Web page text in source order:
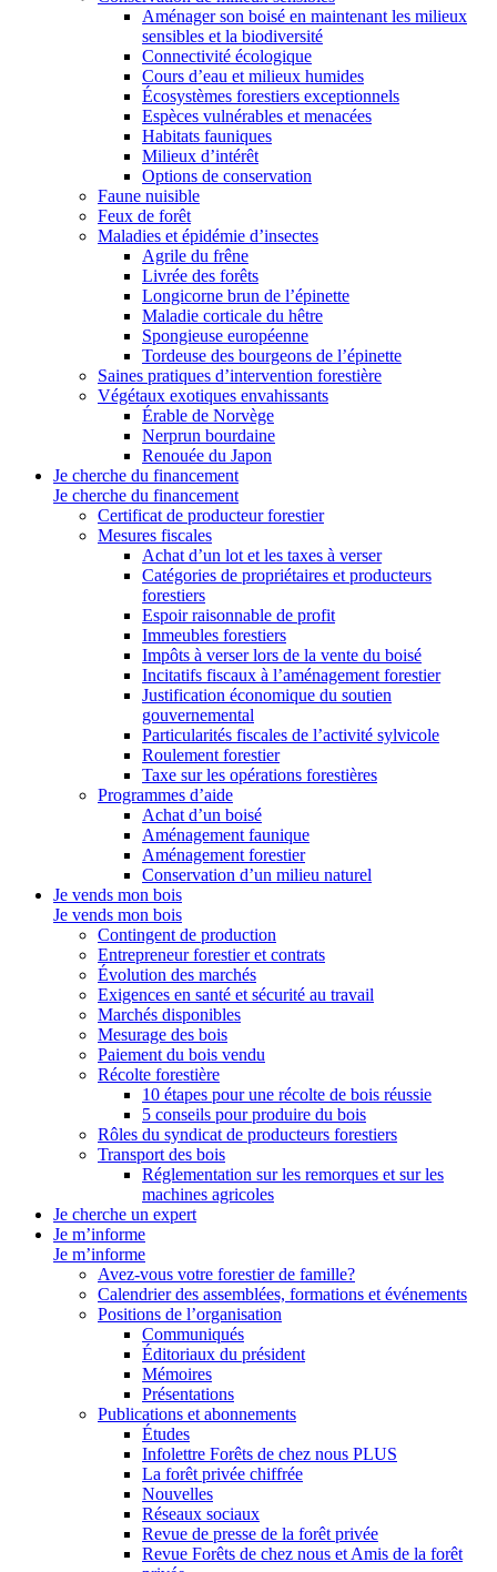
Aménager son boisé en maintenant les milieux
sensibles et la biodiversité
Connectivité écologique
Cours d’eau et milieux humides
Écosystèmes forestiers exceptionnels
Espèces vulnérables et menacées
Habitats fauniques
Milieux d’intérêt
Options de conservation
Faune nuisible
Feux de forêt
Maladies et épidémie d’insectes
Agrile du frêne
Livrée des forêts
Longicorne brun de l’épinette
Maladie corticale du hêtre
Spongieuse européenne
Tordeuse des bourgeons de l’épinette
Saines pratiques d’intervention forestière
Végétaux exotiques envahissants
Érable de Norvège
Nerprun bourdaine
Renouée du Japon
Je cherche du financement
Je cherche du financement
Certificat de producteur forestier
Mesures fiscales
Achat d’un lot et les taxes à verser
Catégories de propriétaires et producteurs
forestiers
Espoir raisonnable de profit
Immeubles forestiers
Impôts à verser lors de la vente du boisé
Incitatifs fiscaux à l’aménagement forestier
Justification économique du soutien
gouvernemental
Particularités fiscales de l’activité sylvicole
Roulement forestier
Taxe sur les opérations forestières
Programmes d’aide
Achat d’un boisé
Aménagement faunique
Aménagement forestier
Conservation d’un milieu naturel
Je vends mon bois
Je vends mon bois
Contingent de production
Entrepreneur forestier et contrats
Évolution des marchés
Exigences en santé et sécurité au travail
Marchés disponibles
Mesurage des bois
Paiement du bois vendu
Récolte forestière
10 étapes pour une récolte de bois réussie
5 conseils pour produire du bois
Rôles du syndicat de producteurs forestiers
Transport des bois
Réglementation sur les remorques et sur les
machines agricoles
Je cherche un expert
Je m’informe
Je m’informe
Avez-vous votre forestier de famille?
Calendrier des assemblées, formations et événements
Positions de l’organisation
Communiqués
Éditoriaux du président
Mémoires
Présentations
Publications et abonnements
Études
Infolettre Forêts de chez nous PLUS
La forêt privée chiffrée
Nouvelles
Réseaux sociaux
Revue de presse de la forêt privée
Revue Forêts de chez nous et Amis de la forêt